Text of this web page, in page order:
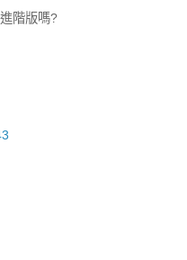
階版嗎?